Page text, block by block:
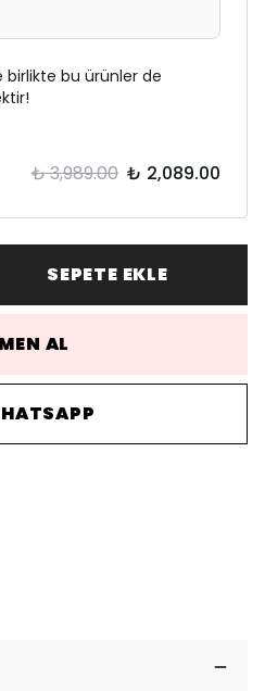
birlikte bu ürünler de
₺ 3,989.00 ₺ 2,089.00
SEPETE EKLE
AL